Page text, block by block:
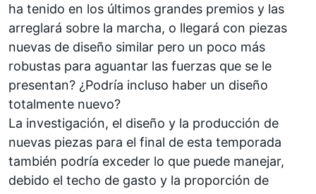
ha tenido en los últimos grandes premios y las
arreglará sobre la marcha, o llegará con piezas
nuevas de diseño similar pero un poco más
robustas para aguantar las fuerzas que se le
presentan? ¿Podría incluso haber un diseño
totalmente nuevo?
La investigación, el diseño y la producción de
nuevas piezas para el final de esta temporada
también podría exceder lo que puede manejar,
debido el techo de gasto y la proporción de